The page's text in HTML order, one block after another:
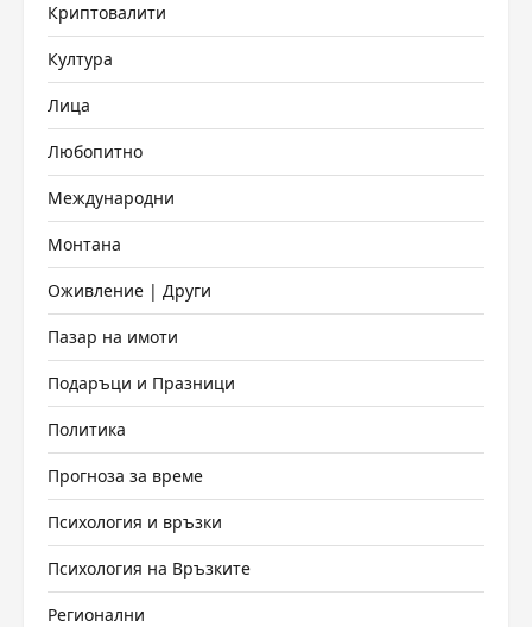
Криптовалити
Култура
Лица
Любопитно
Международни
Монтана
Оживление | Други
Пазар на имоти
Подаръци и Празници
Политика
Прогноза за време
Психология и връзки
Психология на Връзките
Регионални